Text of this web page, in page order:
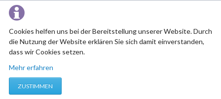
Cookies helfen uns bei der Bereitstellung unserer Website. Durch
die Nutzung der Website erklären Sie sich damit einverstanden,
dass wir Cookies setzen.
Mehr erfahren
ZUSTIMMEN